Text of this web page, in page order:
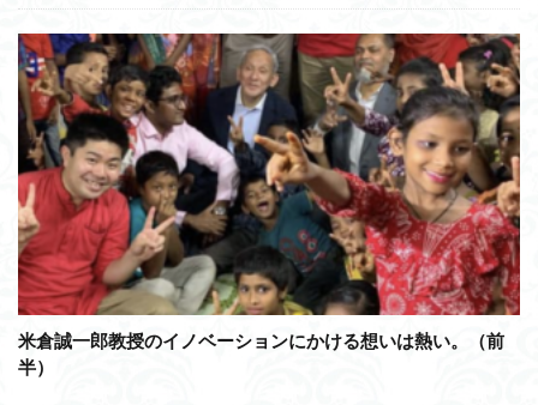
米倉誠一郎教授のイノベーションにかける想いは熱い。（前
半）